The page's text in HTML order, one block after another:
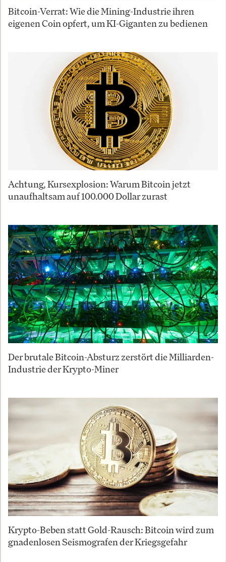
Bitcoin-Verrat: Wie die Mining-Industrie ihren
eigenen Coin opfert, um KI-Giganten zu bedienen
Achtung, Kursexplosion: Warum Bitcoin jetzt
unaufhaltsam auf 100.000 Dollar zurast
Der brutale Bitcoin-Absturz zerstört die Milliarden-
Industrie der Krypto-Miner
Krypto-Beben statt Gold-Rausch: Bitcoin wird zum
gnadenlosen Seismografen der Kriegsgefahr